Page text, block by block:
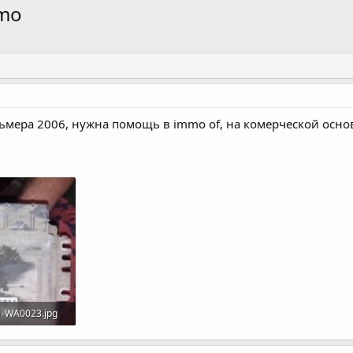
2006, нужна помощь в immo of, на комерческой
WA0023.jpg
11